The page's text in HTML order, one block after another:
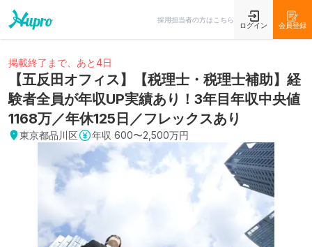
採用担当者の方はこちら
ログイン 会員登録
掲載終了まで、あと4日
【五反田オフィス】【税理士・税理士補助】経
験者全員が年収UP実績あり！3年目年収中央値
1168万／年休125日／フレックスあり
東京都品川区 年収 600〜2,500万円